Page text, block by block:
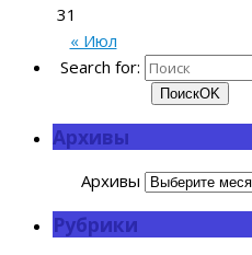
« Июл
31
Search for:
ПоискOK
Архивы
Архивы
Рубрики